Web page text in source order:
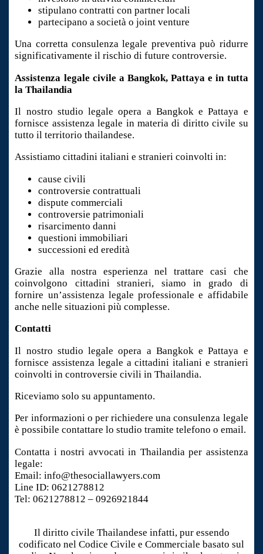
stipulano contratti con partner locali
partecipano a società o joint venture
Una corretta consulenza legale preventiva può ridurre
significativamente il rischio di future controversie.
Assistenza legale civile a Bangkok, Pattaya e in tutta
la Thailandia
Il nostro studio legale opera a Bangkok e Pattaya e
fornisce assistenza legale in materia di diritto civile su
tutto il territorio thailandese.
Assistiamo cittadini italiani e stranieri coinvolti in:
cause civili
controversie contrattuali
dispute commerciali
controversie patrimoniali
risarcimento danni
questioni immobiliari
successioni ed eredità
Grazie alla nostra esperienza nel trattare casi che
coinvolgono cittadini stranieri, siamo in grado di
fornire un’assistenza legale professionale e affidabile
anche nelle situazioni più complesse.
Contatti
Il nostro studio legale opera a Bangkok e Pattaya e
fornisce assistenza legale a cittadini italiani e stranieri
coinvolti in controversie civili in Thailandia.
Riceviamo solo su appuntamento.
Per informazioni o per richiedere una consulenza legale
è possibile contattare lo studio tramite telefono o email.
Contatta i nostri avvocati in Thailandia per assistenza
legale:
Email: info@thesociallawyers.com
Line ID: 0621278812
Tel: 0621278812 – 0926921844
Il diritto civile Thailandese infatti, pur essendo
codificato nel Codice Civile e Commerciale basato sul